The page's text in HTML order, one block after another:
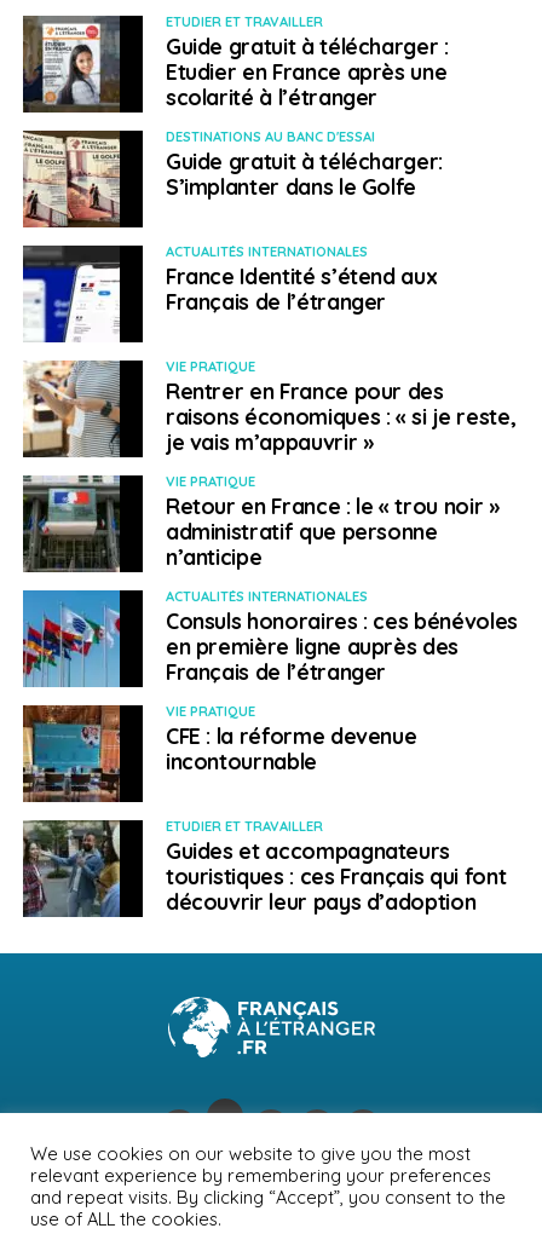
ETUDIER ET TRAVAILLER
Guide gratuit à télécharger :
Etudier en France après une
scolarité à l’étranger
DESTINATIONS AU BANC D'ESSAI
Guide gratuit à télécharger:
S’implanter dans le Golfe
ACTUALITÉS INTERNATIONALES
France Identité s’étend aux
Français de l’étranger
VIE PRATIQUE
Rentrer en France pour des
raisons économiques : « si je reste,
je vais m’appauvrir »
VIE PRATIQUE
Retour en France : le « trou noir »
administratif que personne
n’anticipe
ACTUALITÉS INTERNATIONALES
Consuls honoraires : ces bénévoles
en première ligne auprès des
Français de l’étranger
VIE PRATIQUE
CFE : la réforme devenue
incontournable
ETUDIER ET TRAVAILLER
Guides et accompagnateurs
touristiques : ces Français qui font
découvrir leur pays d’adoption
NEWSLETTER PUBLICITÉ CONTACTS
MENTIONS LÉGALES
POLITIQUE DE CONFIDENTIALITÉ
We use cookies on our website to give you the most
relevant experience by remembering your preferences
and repeat visits. By clicking “Accept”, you consent to the
use of ALL the cookies.